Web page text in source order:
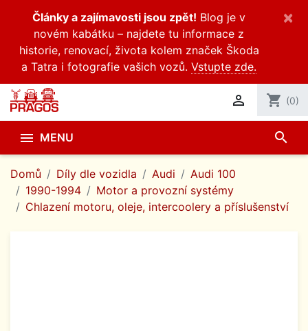
Články a zajímavosti jsou zpět! Blog je v
novém kabátku – najdete tu informace z
historie, renovací, života kolem značek Škoda
a Tatra i fotografie vašich vozů. Vstupte zde.
×
 shopping_cart (0)
 MENU search
Domů Díly dle vozidla Audi
Audi 100
1990-1994
Motor a provozní systémy
Chlazení motoru, oleje, intercoolery a příslušenství